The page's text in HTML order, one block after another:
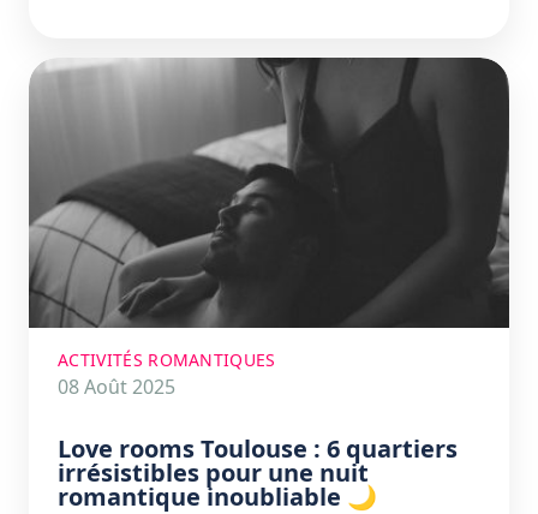
ACTIVITÉS ROMANTIQUES
08 Août 2025
Love rooms Toulouse : 6 quartiers
irrésistibles pour une nuit
romantique inoubliable 🌙